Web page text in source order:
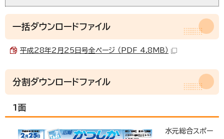
一括ダウンロードファイル
平成28年2月25日号全ページ （PDF 4.8MB）
分割ダウンロードファイル
1面
水元総合スポー